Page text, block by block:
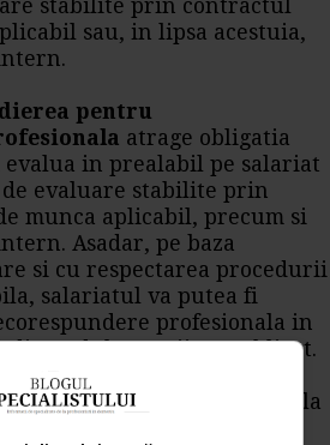
stabilite prin contractul
sau, in lipsa acestuia,
pentru
atrage obligatia
in prealabil pe salariat
evaluare stabilite prin
munca aplicabil, precum si
Asadar, pe baza
si cu respectarea procedurii
salariatul va putea fi
profesionala in
din Codul muncii, republicat.
apreciem ca nu este posibila
pentru neindeplinirea